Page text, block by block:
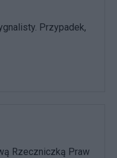
Przypadek,
Rzeczniczką Praw